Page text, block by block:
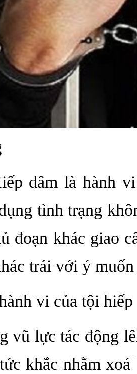
là hành vi
tình trạng
đoạn khác giao
trái với ý muốn
vi của tội hiếp
tác động lên
khắc nhằm